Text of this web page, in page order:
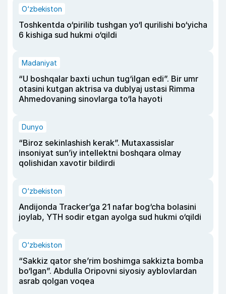
O‘zbekiston
Toshkentda o‘pirilib tushgan yo‘l qurilishi bo‘yicha
6 kishiga sud hukmi o‘qildi
Madaniyat
“U boshqalar baxti uchun tug‘ilgan edi”. Bir umr
otasini kutgan aktrisa va dublyaj ustasi Rimma
Ahmedovaning sinovlarga to‘la hayoti
Dunyo
“Biroz sekinlashish kerak”. Mutaxassislar
insoniyat sun’iy intellektni boshqara olmay
qolishidan xavotir bildirdi
O‘zbekiston
Andijonda Tracker’ga 21 nafar bog‘cha bolasini
joylab, YTH sodir etgan ayolga sud hukmi o‘qildi
O‘zbekiston
“Sakkiz qator she’rim boshimga sakkizta bomba
bo‘lgan”. Abdulla Oripovni siyosiy ayblovlardan
asrab qolgan voqea